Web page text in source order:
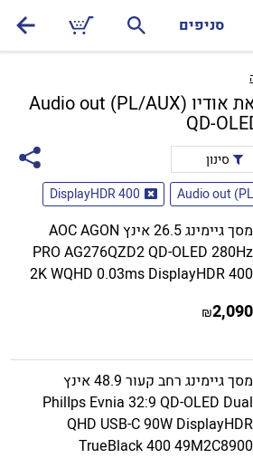
סניפים
מסך מחשב עם יציאת אודיו Audio out (PL/AUX)
QD-
סינון
DisplayHDR 400
מסך גיימינג 26.5 אינץ AOC AGON
PRO AG276QZD2 QD-OLED 280Hz
2K WQHD 0.03ms DisplayHDR 400
2,090
₪
מסך גיימינג רחב קעור 48.9 אינץ
PhilIps Evnia 32:9 QD-OLED Dual
QHD USB-C 90W DisplayHDR
TrueBlack 400 49M2C8900